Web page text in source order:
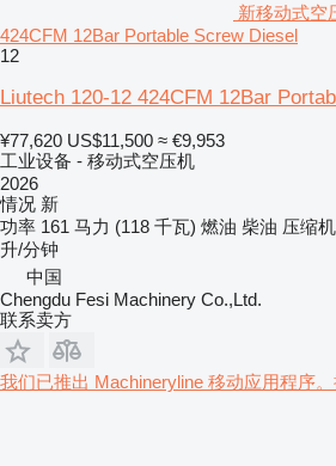
新移动式空
424CFM 12Bar Portable Screw Diesel
12
Liutech 120-12 424CFM 12Bar
¥77,620 US$11,500 ≈ €9,953
工业设备 - 移动式空压机
2026
情况 新
功率 161 马力 (118 千瓦) 燃油 柴油 压缩
升/分钟
中国
Chengdu Fesi Machinery Co.,Ltd.
联系卖方
我们已推出 Machineryline 移动应用程序。